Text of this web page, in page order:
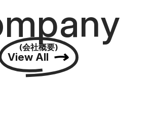
(会社概要)
View All